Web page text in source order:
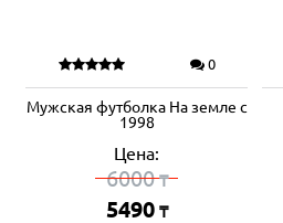
0
Мужская футболка На земле с
1998
Цена:
6000₸
5490 ₸